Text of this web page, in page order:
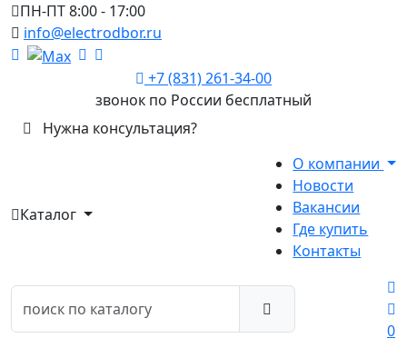
ПН-ПТ 8:00 - 17:00
info@electrodbor.ru
+7 (831) 261-34-00
звонок по России бесплатный
Нужна консультация?
Каталог
О компании
Новости
Вакансии
Где купить
Контакты
0